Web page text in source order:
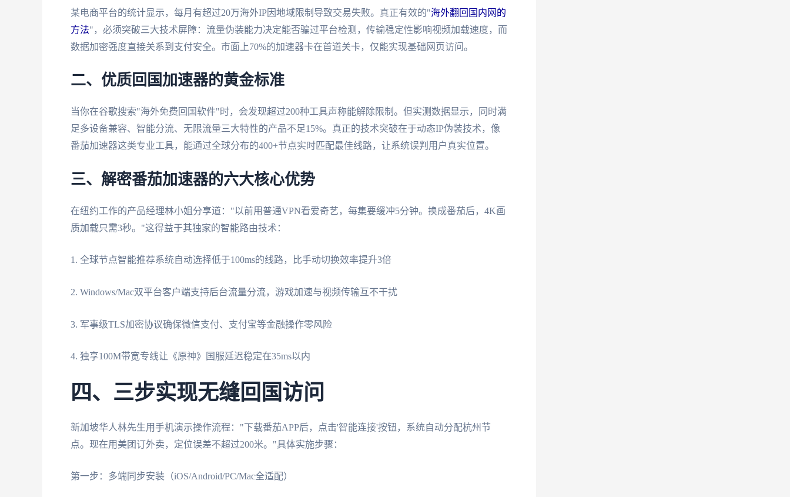
某电商平台的统计显示，每月有超过20万海外IP因地域限制导致交易失败。真正有效的"海外翻回国内网的
方法"，必须突破三大技术屏障：流量伪装能力决定能否骗过平台检测，传输稳定性影响视频加载速度，而
数据加密强度直接关系到支付安全。市面上70%的加速器卡在首道关卡，仅能实现基础网页访问。
二、优质回国加速器的黄金标准
当你在谷歌搜索"海外免费回国软件"时，会发现超过200种工具声称能解除限制。但实测数据显示，同时满
足多设备兼容、智能分流、无限流量三大特性的产品不足15%。真正的技术突破在于动态IP伪装技术，像
番茄加速器这类专业工具，能通过全球分布的400+节点实时匹配最佳线路，让系统误判用户真实位置。
三、解密番茄加速器的六大核心优势
在纽约工作的产品经理林小姐分享道："以前用普通VPN看爱奇艺，每集要缓冲5分钟。换成番茄后，4K画
质加载只需3秒。"这得益于其独家的智能路由技术：
1. 全球节点智能推荐系统自动选择低于100ms的线路，比手动切换效率提升3倍
2. Windows/Mac双平台客户端支持后台流量分流，游戏加速与视频传输互不干扰
3. 军事级TLS加密协议确保微信支付、支付宝等金融操作零风险
4. 独享100M带宽专线让《原神》国服延迟稳定在35ms以内
四、三步实现无缝回国访问
新加坡华人林先生用手机演示操作流程："下载番茄APP后，点击'智能连接'按钮，系统自动分配杭州节
点。现在用美团订外卖，定位误差不超过200米。"具体实施步骤：
第一步：多端同步安装（iOS/Android/PC/Mac全适配）